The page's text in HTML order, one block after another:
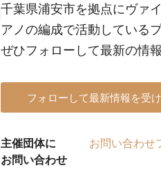
千葉県浦安市を拠点にヴァ
アノの編成で活動している
ぜひフォローして最新の情
フォローして最新情報を受
主催団体に
お問い合わせ
お問い合わせ